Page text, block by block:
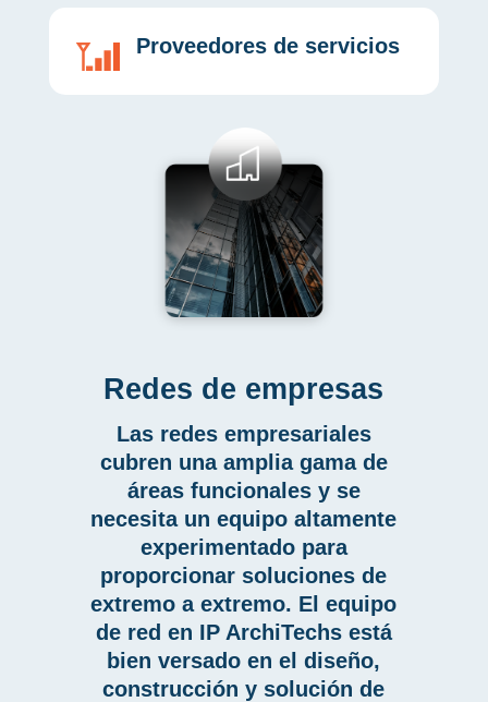
Proveedores de servicios
Redes de empresas
Las redes empresariales
cubren una amplia gama de
áreas funcionales y se
necesita un equipo altamente
experimentado para
proporcionar soluciones de
extremo a extremo. El equipo
de red en IP ArchiTechs está
bien versado en el diseño,
construcción y solución de